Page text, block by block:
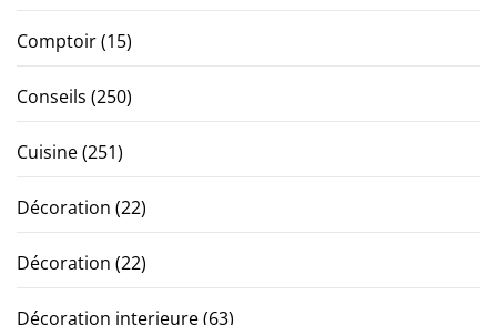
Comptoir(15)
Conseils (250)
Cuisine(251)
Décoration (22)
Décoration (22)
Décoration interieure(63)